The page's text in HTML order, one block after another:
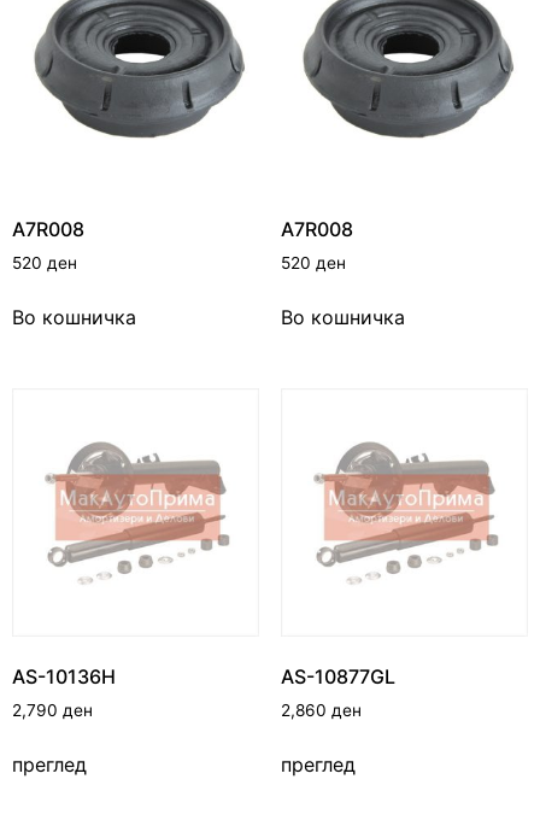
A7R008
520 ден
Во кошничка
A7R008
520 ден
Во кошничка
AS-10136H
2,790 ден
преглед
AS-10877GL
2,860 ден
преглед